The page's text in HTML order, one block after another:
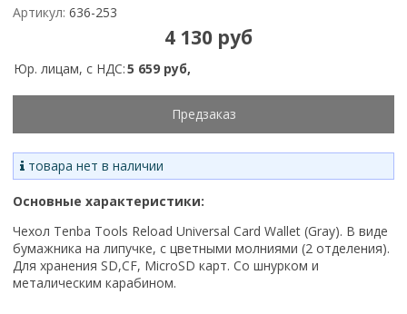
Артикул: 636-253
4 130 руб
Юр. лицам, с НДС:5 659 руб,
Предзаказ
товара нет в наличии
Основные характеристики:
Чехол Tenba Tools Reload Universal Card Wallet (Gray). В виде
бумажника на липучке, с цветными молниями (2 отделения).
Для хранения SD,CF, MicroSD карт. Со шнурком и
металическим карабином.